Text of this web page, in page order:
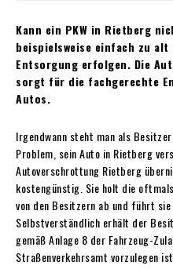
Kann ein PKW in Rietberg
beispielsweise einfach zu
Entsorgung erfolgen. Die
sorgt für die fachgerechte
Autos.
Irgendwann steht man als
Problem, sein Auto in Rietberg
Autoverschrottung Rietberg
kostengünstig. Sie holt die
von den Besitzern ab und führt
Selbstverständlich erhält der
gemäß Anlage 8 der Fahrzeug-
Straßenverkehrsamt vorzulegen